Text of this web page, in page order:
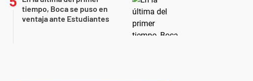
tiempo, Boca se puso en
ventaja ante Estudiantes